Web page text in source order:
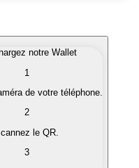
qui vous intéressent
en monnaie
notre Wallet
1
de votre téléphone.
2
le QR.
3